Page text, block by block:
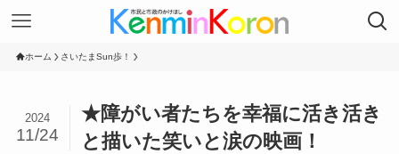
ホーム さいたまSun歩！
★障がい者たちを幸福に活き活き
と描いた笑いと涙の映画！
2024
11/24